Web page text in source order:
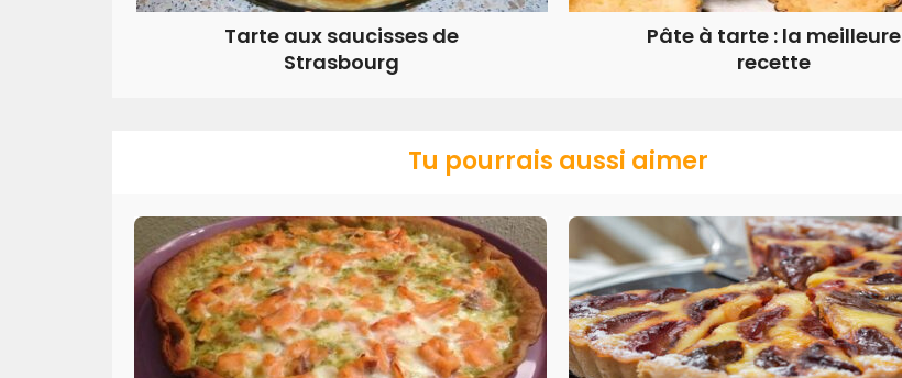
Tarte aux saucisses de
Strasbourg
Pâte à tarte : la meilleure
recette
Tu pourrais aussi aimer